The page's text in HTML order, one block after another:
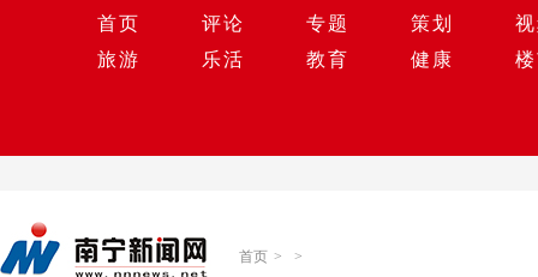
首页 评论 专题 策划
旅游
乐活 教育 健康
首页 > >